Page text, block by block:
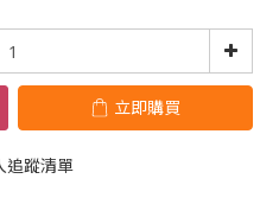
立即購買
追蹤清單